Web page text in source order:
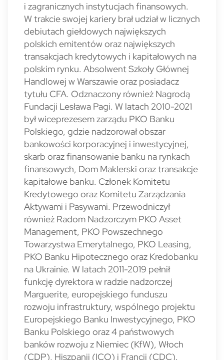
i zagranicznych instytucjach finansowych.
W trakcie swojej kariery brał udział w licznych
debiutach giełdowych największych
polskich emitentów oraz największych
transakcjach kredytowych i kapitałowych na
polskim rynku. Absolwent Szkoły Głównej
Handlowej w Warszawie oraz posiadacz
tytułu CFA. Odznaczony również Nagrodą
Fundacji Lesława Pagi. W latach 2010-2021
był wiceprezesem zarządu PKO Banku
Polskiego, gdzie nadzorował obszar
bankowości korporacyjnej i inwestycyjnej,
skarb oraz finansowanie banku na rynkach
finansowych, Dom Maklerski oraz transakcje
kapitałowe banku. Członek Komitetu
Kredytowego oraz Komitetu Zarządzania
Aktywami i Pasywami. Przewodniczył
również Radom Nadzorczym PKO Asset
Management, PKO Powszechnego
Towarzystwa Emerytalnego, PKO Leasing,
PKO Banku Hipotecznego oraz Kredobanku
na Ukrainie. W latach 2011-2019 pełnił
funkcję dyrektora w radzie nadzorczej
Marguerite, europejskiego funduszu
rozwoju infrastruktury, wspólnego projektu
Europejskiego Banku Inwestycyjnego, PKO
Banku Polskiego oraz 4 państwowych
banków rozwoju z Niemiec (KfW), Włoch
(CDP), Hiszpanii (ICO) i Francji (CDC).